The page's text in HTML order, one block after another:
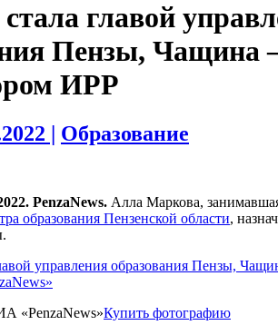
главой
Пензы, Чащина
ИРР
| Образование
PenzaNews. Алла Маркова,
образования Пензенской области,
«PenzaNews»Купить фотографию